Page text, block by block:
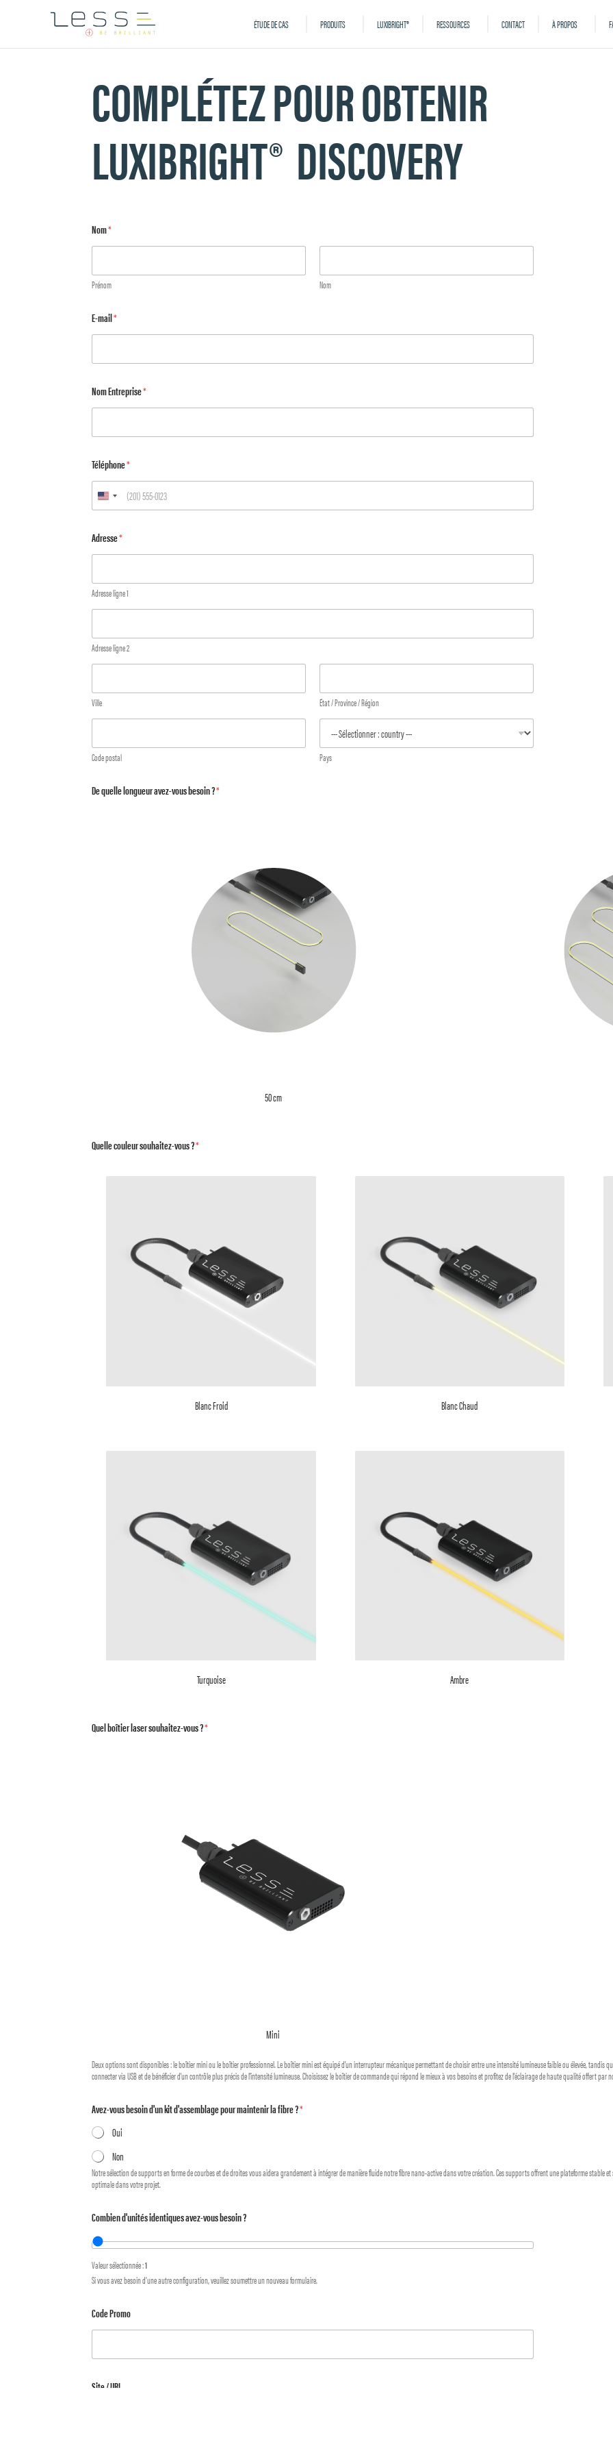
ÉTUDE DE CAS PRODUITS LUXIBRIGHT® RESSOURCES CONTACT À PROPOS
COMPLÉTEZ POUR OBTENIR
LUXIBRIGHT® DISCOVERY
Nom*
Prénom Nom
E-mail*
Nom Entreprise*
Téléphone*
Adresse*
Adresse ligne 1
Adresse ligne 2
Ville État / Province / Région
Code postal Pays
De quelle longueur avez-vous besoin ?*
50 cm
Quelle couleur souhaitez-vous ?*
Blanc Froid Blanc Chaud
Turquoise Ambre
Quel boîtier laser souhaitez-vous ?*
Mini
Deux options sont disponibles : le boîtier mini ou le boîtier professionnel. Le boîtier mini est équipé d'un interrupteur mécanique permettant de choisir entre une intensité lumineuse faible ou élevée, tandis
connecter via USB et de bénéficier d'un contrôle plus précis de l'intensité lumineuse. Choisissez le boîtier de commande qui répond le mieux à vos besoins et profitez de l'éclairage de haute qualité offert par
Avez-vous besoin d'un kit d'assemblage pour maintenir la fibre ?*
Oui
Non
Notre sélection de supports en forme de courbes et de droites vous aidera grandement à intégrer de manière fluide notre fibre nano-active dans votre création. Ces supports offrent une plateforme
optimale dans votre projet.
Combien d'unités identiques avez-vous besoin ?
Valeur sélectionnée :1
Si vous avez besoin d’une autre configuration, veuillez soumettre un nouveau formulaire.
Code Promo
Site / URL